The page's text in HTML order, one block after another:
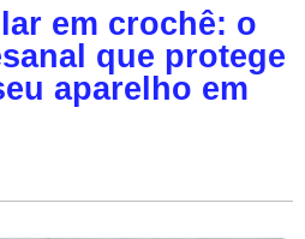
em crochê: o
que protege
aparelho em